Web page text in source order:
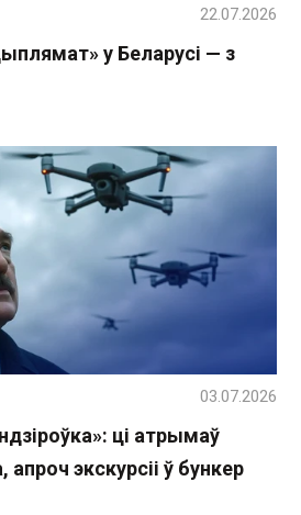
у Беларусі — з
22.07.2026
ці атрымаў
экскурсіі ў бункер
03.07.2026